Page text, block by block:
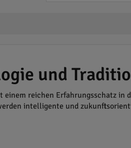
und
einem reichen Erfahrungsschatz in
intelligente und